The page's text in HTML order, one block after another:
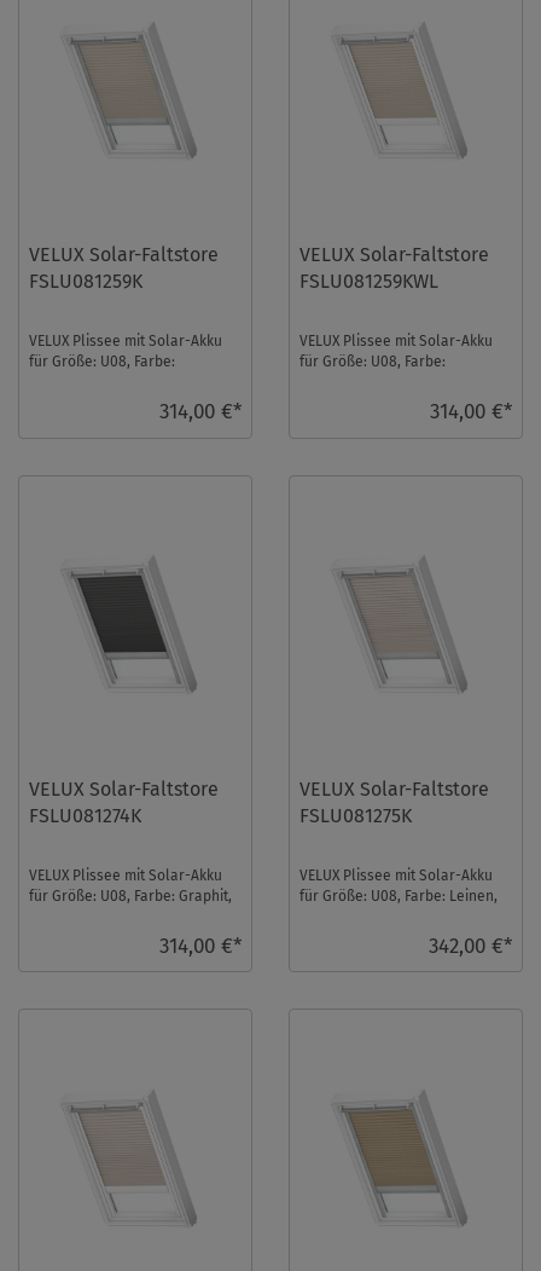
VELUX Solar-Faltstore
FSLU081259K
VELUX Plissee mit Solar-Akku
für Größe: U08, Farbe:
semitransparent, io-h ...314,00 €*
VELUX Solar-Faltstore
FSLU081259KWL
VELUX Plissee mit Solar-Akku
für Größe: U08, Farbe:
semitransparent, i ...314,00 €*
VELUX Solar-Faltstore
FSLU081274K
VELUX Plissee mit Solar-Akku
für Größe: U08, Farbe: Graphit,
314,00 €*
VELUX Solar-Faltstore
FSLU081275K
VELUX Plissee mit Solar-Akku
für Größe: U08, Farbe: Leinen,
342,00 €*